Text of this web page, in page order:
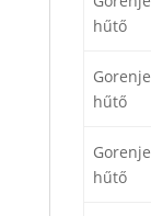
hűtő
Gorenje
hűtő
Gorenje
hűtő